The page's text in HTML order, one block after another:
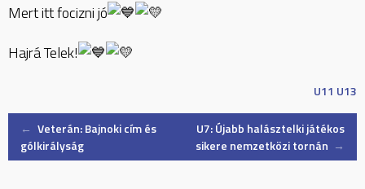
Mert itt focizni jó
Hajrá Telek!
U11 U13
Post
← Veterán: Bajnoki cím és
gólkirályság
U7: Újabb halásztelki játékos
sikere nemzetközi tornán →